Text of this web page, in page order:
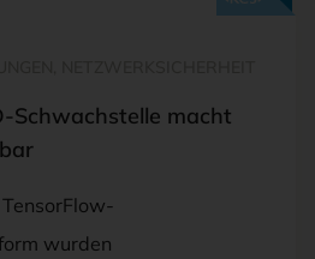
Schwachstelle macht
wurden